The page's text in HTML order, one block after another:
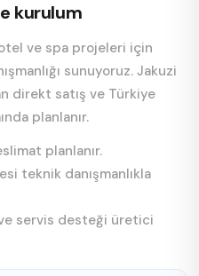
kurulum
ve spa projeleri için
sunuyoruz. Jakuzi
direkt satış ve Türkiye
planlanır.
planlanır.
teknik danışmanlıkla
servis desteği üretici